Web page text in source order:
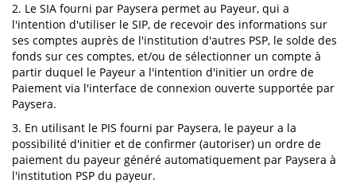
2. Le SIA fourni par Paysera permet au Payeur, qui a
l'intention d'utiliser le SIP, de recevoir des informations sur
ses comptes auprès de l'institution d'autres PSP, le solde des
fonds sur ces comptes, et/ou de sélectionner un compte à
partir duquel le Payeur a l'intention d'initier un ordre de
Paiement via l'interface de connexion ouverte supportée par
Paysera.
3. En utilisant le PIS fourni par Paysera, le payeur a la
possibilité d'initier et de confirmer (autoriser) un ordre de
paiement du payeur généré automatiquement par Paysera à
l'institution PSP du payeur.